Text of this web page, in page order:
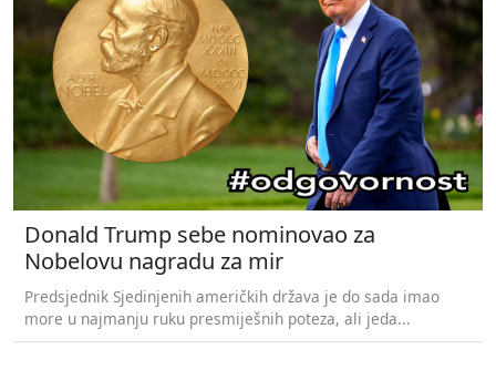
Donald Trump sebe nominovao za
Nobelovu nagradu za mir
Predsjednik Sjedinjenih američkih država je do sada imao
more u najmanju ruku presmiješnih poteza, ali jeda...